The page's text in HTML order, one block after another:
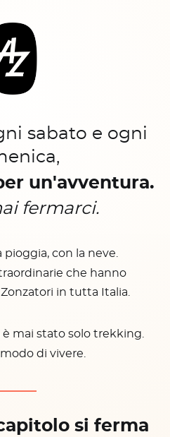
sabato e ogni
un'avventura.
fermarci.
pioggia, con la neve.
che hanno
in tutta Italia.
mai stato solo trekking.
di vivere.
si ferma